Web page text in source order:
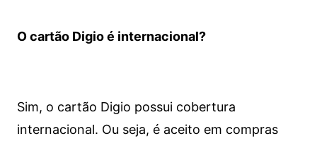
O cartão Digio é internacional?
Sim, o cartão Digio possui cobertura
internacional. Ou seja, é aceito em compras